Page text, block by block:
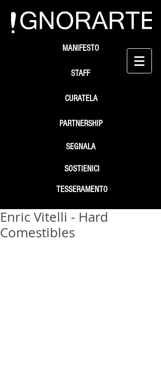
STAFF
SEGNALA
SOSTIENICI
MANIFESTO
PARTNERSHIP
TESSERAMENTO
CURATELA
Enric Vitelli - Hard
Comestibles